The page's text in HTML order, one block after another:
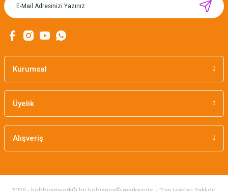
MIKNATISLI İĞNE TUTUCU-BAHAR
Kurumsal
Üyelik
Alışveriş